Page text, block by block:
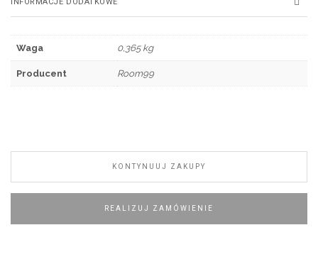
Waga 0,365 kg
Producent Room99
KONTYNUUJ ZAKUPY
REALIZUJ ZAMÓWIENIE